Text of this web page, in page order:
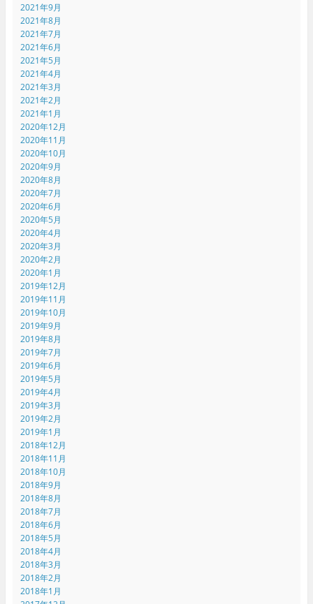
2021年9月
2021年8月
2021年7月
2021年6月
2021年5月
2021年4月
2021年3月
2021年2月
2021年1月
2020年12月
2020年11月
2020年10月
2020年9月
2020年8月
2020年7月
2020年6月
2020年5月
2020年4月
2020年3月
2020年2月
2020年1月
2019年12月
2019年11月
2019年10月
2019年9月
2019年8月
2019年7月
2019年6月
2019年5月
2019年4月
2019年3月
2019年2月
2019年1月
2018年12月
2018年11月
2018年10月
2018年9月
2018年8月
2018年7月
2018年6月
2018年5月
2018年4月
2018年3月
2018年2月
2018年1月